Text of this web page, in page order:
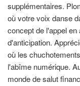
supplémentaires.
où votre voix danse
concept de l'appel en
d'anticipation.
où les
l'abîme numérique.
monde de salut